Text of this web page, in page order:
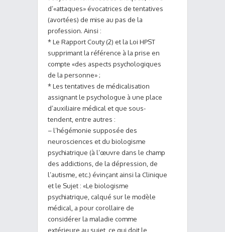
d’«attaques» évocatrices de tentatives
(avortées) de mise au pas de la
profession. Ainsi :
* Le Rapport Couty (2) et la Loi HPST
supprimant la référence à la prise en
compte «des aspects psychologiques
de la personne» ;
* Les tentatives de médicalisation
assignant le psychologue à une place
d’auxiliaire médical et que sous-
tendent, entre autres :
– l’hégémonie supposée des
neurosciences et du biologisme
psychiatrique (à l’œuvre dans le champ
des addictions, de la dépression, de
l’autisme, etc.) évinçant ainsi la Clinique
et le Sujet : «Le biologisme
psychiatrique, calqué sur le modèle
médical, a pour corollaire de
considérer la maladie comme
extérieure au sujet, ce qui doit le